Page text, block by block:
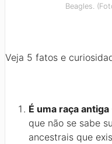
Beagles.
Veja 5 fatos e
É uma raça antiga
que não se sabe
ancestrais que